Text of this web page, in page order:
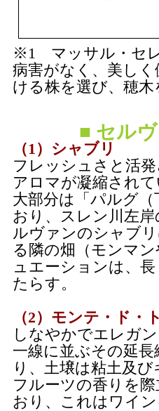
※1 マッサル・セ
病害がなく、美し
ける株を選び、穂
■ セル
（1）シャブリ
フレッシュさと活
アロマが凝縮され
大部分は「パルグ
おり、スレン川左
ルヴァンのシャブ
る隣の畑（モンマ
ュエーションは、
たらす。
（2）モンテ・ド・
しなやかでエレガ
一線に並ぶその延
り、土壌は粘土及
フルーツの香りを
おり、これはワイ